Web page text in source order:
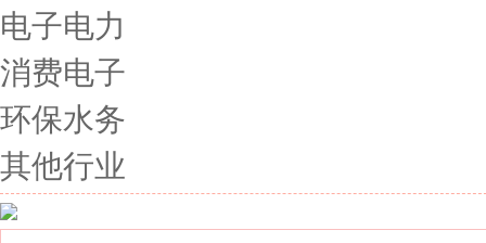
电子电力
消费电子
环保水务
其他行业